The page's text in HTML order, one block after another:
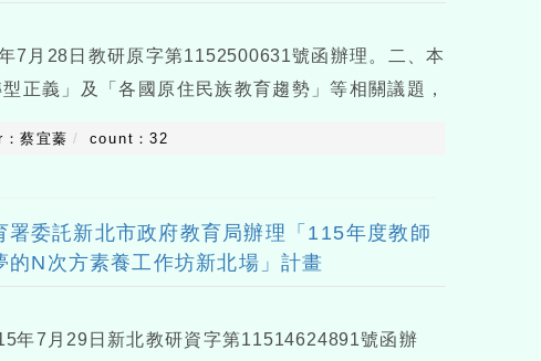
7月28日教研原字第1152500631號函辦理。二、本
正義」及「各國原住民族教育趨勢」等相關議題，
蔡宜蓁 count：32
署委託新北市政府教育局辦理「115年度教師
N次方素養工作坊新北場」計畫
年7月29日新北教研資字第11514624891號函辦